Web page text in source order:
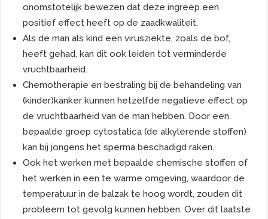
onomstotelijk bewezen dat deze ingreep een
positief effect heeft op de zaadkwaliteit.
Als de man als kind een virusziekte, zoals de bof,
heeft gehad, kan dit ook leiden tot verminderde
vruchtbaarheid.
Chemotherapie en bestraling bij de behandeling van
(kinder)kanker kunnen hetzelfde negatieve effect op
de vruchtbaarheid van de man hebben. Door een
bepaalde groep cytostatica (de alkylerende stoffen)
kan bij jongens het sperma beschadigd raken.
Ook het werken met bepaalde chemische stoffen of
het werken in een te warme omgeving, waardoor de
temperatuur in de balzak te hoog wordt, zouden dit
probleem tot gevolg kunnen hebben. Over dit laatste